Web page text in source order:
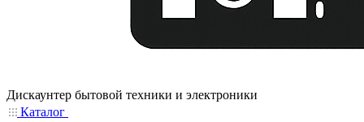
Дискаунтер бытовой техники и электроники
Каталог